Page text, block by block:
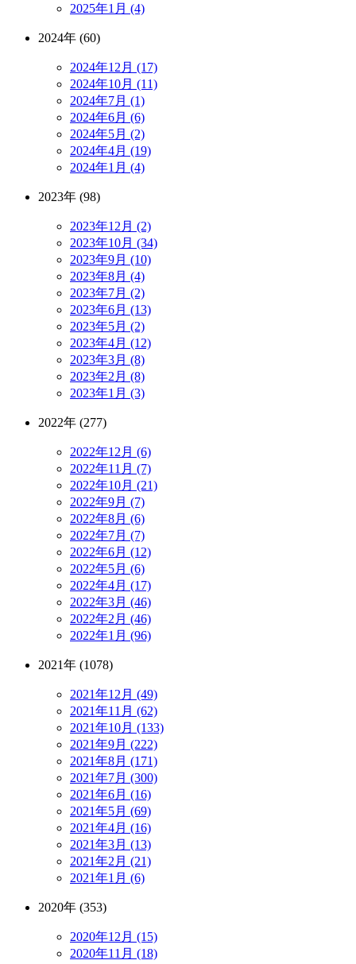
2025年1月 (4)
2024年 (60)
2024年12月 (17)
2024年10月 (11)
2024年7月 (1)
2024年6月 (6)
2024年5月 (2)
2024年4月 (19)
2024年1月 (4)
2023年 (98)
2023年12月 (2)
2023年10月 (34)
2023年9月 (10)
2023年8月 (4)
2023年7月 (2)
2023年6月 (13)
2023年5月 (2)
2023年4月 (12)
2023年3月 (8)
2023年2月 (8)
2023年1月 (3)
2022年 (277)
2022年12月 (6)
2022年11月 (7)
2022年10月 (21)
2022年9月 (7)
2022年8月 (6)
2022年7月 (7)
2022年6月 (12)
2022年5月 (6)
2022年4月 (17)
2022年3月 (46)
2022年2月 (46)
2022年1月 (96)
2021年 (1078)
2021年12月 (49)
2021年11月 (62)
2021年10月 (133)
2021年9月 (222)
2021年8月 (171)
2021年7月 (300)
2021年6月 (16)
2021年5月 (69)
2021年4月 (16)
2021年3月 (13)
2021年2月 (21)
2021年1月 (6)
2020年 (353)
2020年12月 (15)
2020年11月 (18)